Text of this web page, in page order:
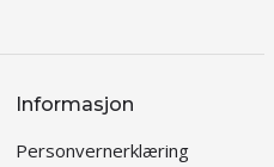
Informasjon
Personvernerklæring